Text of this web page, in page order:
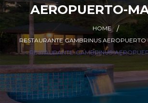
AEROPUERTO-
HOME
RESTAURANTE GAMBRINUS
RESTAURANTE-GAMBRINUS-